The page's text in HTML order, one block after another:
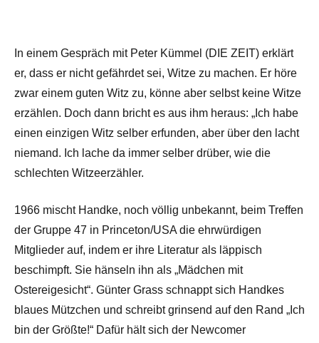
In einem Gespräch mit Peter Kümmel (DIE ZEIT) erklärt
er, dass er nicht gefährdet sei, Witze zu machen. Er höre
zwar einem guten Witz zu, könne aber selbst keine Witze
erzählen. Doch dann bricht es aus ihm heraus: „Ich habe
einen einzigen Witz selber erfunden, aber über den lacht
niemand. Ich lache da immer selber drüber, wie die
schlechten Witzeerzähler.
1966 mischt Handke, noch völlig unbekannt, beim Treffen
der Gruppe 47 in Princeton/USA die ehrwürdigen
Mitglieder auf, indem er ihre Literatur als läppisch
beschimpft. Sie hänseln ihn als „Mädchen mit
Ostereigesicht“. Günter Grass schnappt sich Handkes
blaues Mützchen und schreibt grinsend auf den Rand „Ich
bin der Größte!“ Dafür hält sich der Newcomer